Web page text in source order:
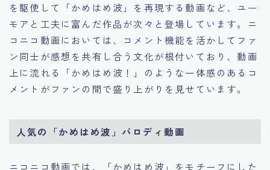
を駆使して「かめはめ波」を再現する動画など、ユー
モアと工夫に富んだ作品が次々と登場しています。ニ
コニコ動画においては、コメント機能を活かしてファ
ン同士が感想を共有し合う文化が根付いており、動画
上に流れる「かめはめ波！」のような一体感のあるコ
メントがファンの間で盛り上がりを見せています。
人気の「かめはめ波」パロディ動画
ニコニコ動画では、「かめはめ波」をモチーフにした